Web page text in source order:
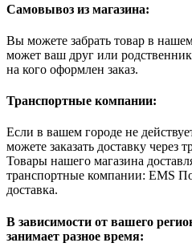
Самовывоз из магазина:
Вы можете забрать товар в
может ваш друг или
на кого оформлен заказ.
Транспортные компании:
Если в вашем городе не
можете заказать доставку
Товары нашего магазина
транспортные компании: EMS
доставка.
В зависимости от вашего
занимает разное время: